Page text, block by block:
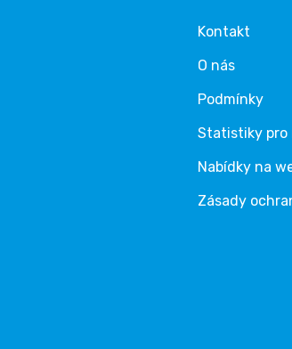
Kontakt
O nás
Podmínky
Statistiky pro
Nabídky na
Zásady